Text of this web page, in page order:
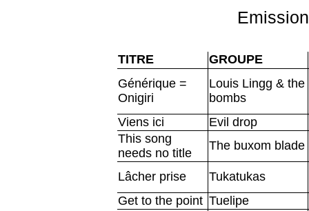
TITRE
GROUPE
Générique =
Onigiri
Louis Lingg & the
bombs
Viens ici
Evil drop
This song
needs no title
The buxom blade
Lâcher prise
Tukatukas
Get to the point Tuelipe